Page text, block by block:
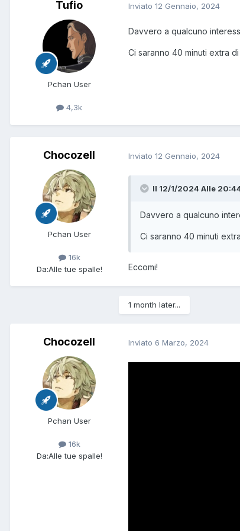
Tufio
Pchan User
4,3k
Inviato 12 Gennaio, 2024
Davvero a qualcuno
Ci saranno 40 minuti extra
Chocozell
Pchan User
16k
Da:Alle tue spalle!
Inviato 12 Gennaio, 2024
Il 12/1/2024 Alle
Davvero a qualcuno
Ci saranno 40 minuti
Eccomi!
1 month later...
Chocozell
Pchan User
16k
Da:Alle tue spalle!
Inviato 6 Marzo, 2024